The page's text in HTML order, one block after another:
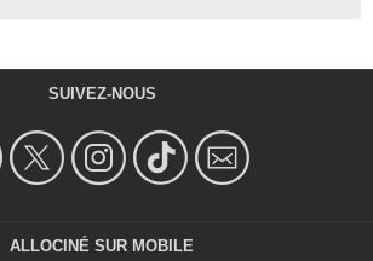
SUIVEZ-NOUS
ALLOCINÉ SUR MOBILE